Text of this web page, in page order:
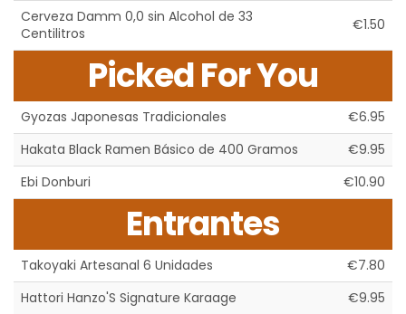
Cerveza Damm 0,0 sin Alcohol de 33
Centilitros
€1.50
Picked For You
Gyozas Japonesas Tradicionales
€6.95
Hakata Black Ramen Básico de 400 Gramos
€9.95
Ebi Donburi
€10.90
Entrantes
Takoyaki Artesanal 6 Unidades
€7.80
Hattori Hanzo'S Signature Karaage
€9.95